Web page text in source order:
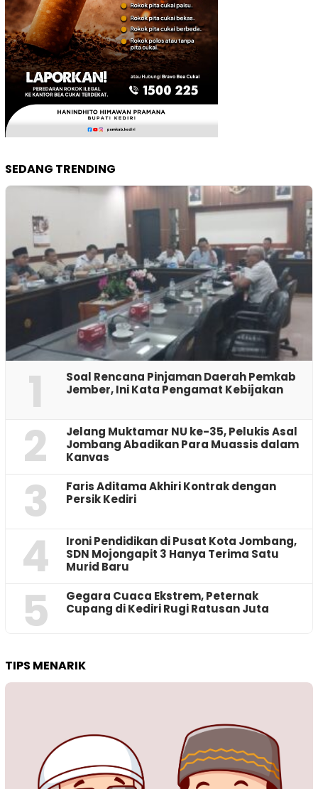
SEDANG TRENDING
1
‎Soal Rencana Pinjaman Daerah Pemkab
Jember, Ini Kata Pengamat Kebijakan ‎
2
Jelang Muktamar NU ke-35, Pelukis Asal
Jombang Abadikan Para Muassis dalam
Kanvas
3
Faris Aditama Akhiri Kontrak dengan
Persik Kediri
4
Ironi Pendidikan di Pusat Kota Jombang,
SDN Mojongapit 3 Hanya Terima Satu
Murid Baru
5
‎Gegara Cuaca Ekstrem, Peternak
Cupang di Kediri Rugi Ratusan Juta
TIPS MENARIK